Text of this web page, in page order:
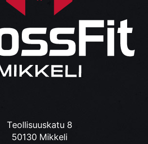
Teollisuuskatu 8
50130 Mikkeli